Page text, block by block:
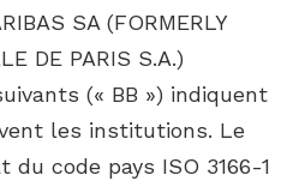
SA (FORMERLY
DE PARIS S.A.)
(« BB ») indiquent
les institutions. Le
code pays ISO 3166-1